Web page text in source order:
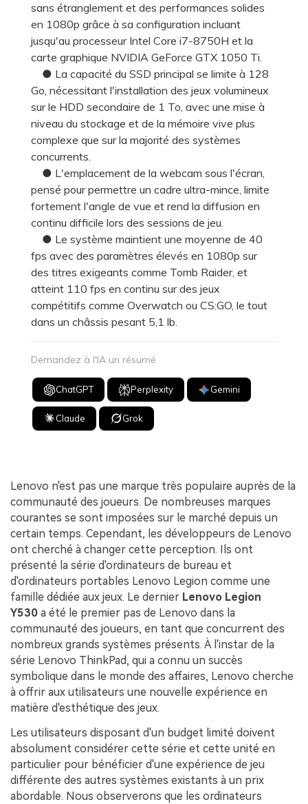
sans étranglement et des performances solides
en 1080p grâce à sa configuration incluant
jusqu'au processeur Intel Core i7-8750H et la
carte graphique NVIDIA GeForce GTX 1050 Ti.
● La capacité du SSD principal se limite à 128
Go, nécessitant l'installation des jeux volumineux
sur le HDD secondaire de 1 To, avec une mise à
niveau du stockage et de la mémoire vive plus
complexe que sur la majorité des systèmes
concurrents.
● L'emplacement de la webcam sous l'écran,
pensé pour permettre un cadre ultra-mince, limite
fortement l'angle de vue et rend la diffusion en
continu difficile lors des sessions de jeu.
● Le système maintient une moyenne de 40
fps avec des paramètres élevés en 1080p sur
des titres exigeants comme Tomb Raider, et
atteint 110 fps en continu sur des jeux
compétitifs comme Overwatch ou CS:GO, le tout
dans un châssis pesant 5,1 lb.
Demandez à l'IA un résumé
ChatGPT Perplexity Gemini
Claude Grok
Lenovo n'est pas une marque très populaire auprès de la
communauté des joueurs. De nombreuses marques
courantes se sont imposées sur le marché depuis un
certain temps. Cependant, les développeurs de Lenovo
ont cherché à changer cette perception. Ils ont
présenté la série d'ordinateurs de bureau et
d'ordinateurs portables Lenovo Legion comme une
famille dédiée aux jeux. Le dernier Lenovo Legion
Y530 a été le premier pas de Lenovo dans la
communauté des joueurs, en tant que concurrent des
nombreux grands systèmes présents. À l'instar de la
série Lenovo ThinkPad, qui a connu un succès
symbolique dans le monde des affaires, Lenovo cherche
à offrir aux utilisateurs une nouvelle expérience en
matière d'esthétique des jeux.
Les utilisateurs disposant d'un budget limité doivent
absolument considérer cette série et cette unité en
particulier pour bénéficier d'une expérience de jeu
différente des autres systèmes existants à un prix
abordable. Nous observerons que les ordinateurs